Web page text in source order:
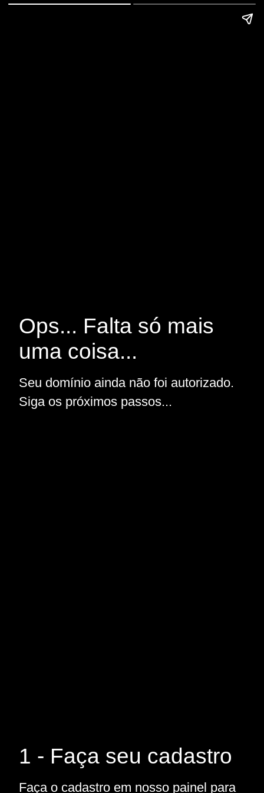
Ops... Falta só mais
uma coisa...
Seu domínio ainda não foi autorizado.
Siga os próximos passos...
1 - Faça seu cadastro
Faça o cadastro em nosso painel para